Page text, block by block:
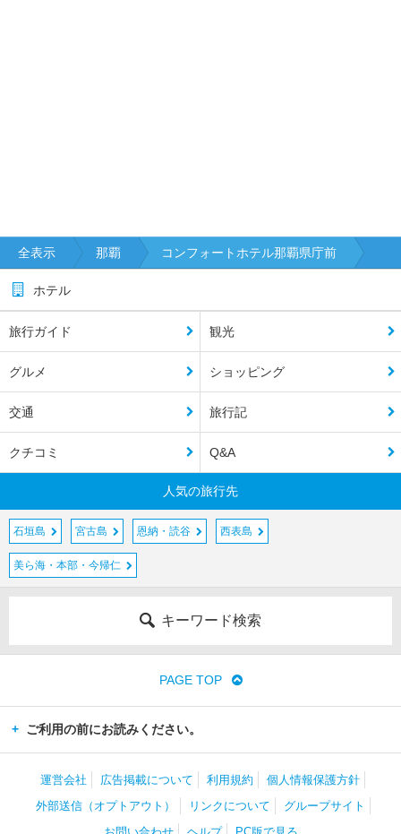
全表示 那覇 コンフォートホテル那覇県庁前
ホテル
旅行ガイド 観光
グルメ ショッピング
交通 旅行記
クチコミ Q&A
人気の旅行先
石垣島 宮古島 恩納・読谷 西表島
美ら海・本部・今帰仁
キーワード検索
PAGE TOP
ご利用の前にお読みください。
運営会社 広告掲載について 利用規約
個人情報保護方針
外部送信（オプトアウト）
リンクについて
グループサイト